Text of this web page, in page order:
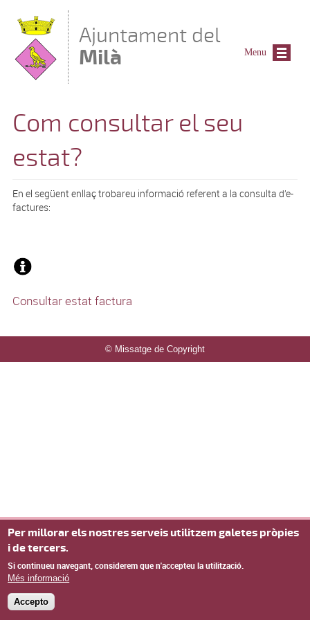
Ajuntament del
Milà
Com consultar el seu
estat?
En el següent enllaç trobareu informació referent a la consulta d’e-
factures:
Consultar estat factura
© Missatge de Copyright
Menu
Per millorar els nostres serveis utilitzem galetes pròpies
i de tercers.
Si continueu navegant, considerem que n'accepteu la utilització.
Més informació
Accepto